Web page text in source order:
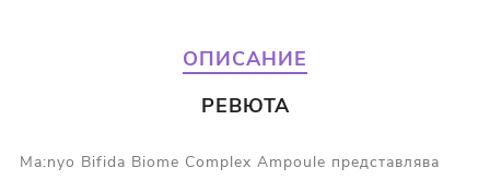
ОПИСАНИЕ
РЕВЮТА
Ma:nyo Bifida Biome Complex Ampoule представлява